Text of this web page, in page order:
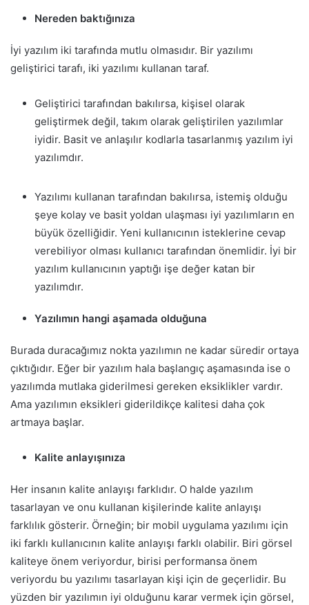
Nereden baktığınıza
İyi yazılım iki tarafında mutlu olmasıdır. Bir yazılımı
geliştirici tarafı, iki yazılımı kullanan taraf.
Geliştirici tarafından bakılırsa, kişisel olarak
geliştirmek değil, takım olarak geliştirilen yazılımlar
iyidir. Basit ve anlaşılır kodlarla tasarlanmış yazılım iyi
yazılımdır.
Yazılımı kullanan tarafından bakılırsa, istemiş olduğu
şeye kolay ve basit yoldan ulaşması iyi yazılımların en
büyük özelliğidir. Yeni kullanıcının isteklerine cevap
verebiliyor olması kullanıcı tarafından önemlidir. İyi bir
yazılım kullanıcının yaptığı işe değer katan bir
yazılımdır.
Yazılımın hangi aşamada olduğuna
Burada duracağımız nokta yazılımın ne kadar süredir ortaya
çıktığıdır. Eğer bir yazılım hala başlangıç aşamasında ise o
yazılımda mutlaka giderilmesi gereken eksiklikler vardır.
Ama yazılımın eksikleri giderildikçe kalitesi daha çok
artmaya başlar.
Kalite anlayışınıza
Her insanın kalite anlayışı farklıdır. O halde yazılım
tasarlayan ve onu kullanan kişilerinde kalite anlayışı
farklılık gösterir. Örneğin; bir mobil uygulama yazılımı için
iki farklı kullanıcının kalite anlayışı farklı olabilir. Biri görsel
kaliteye önem veriyordur, birisi performansa önem
veriyordu bu yazılımı tasarlayan kişi için de geçerlidir. Bu
yüzden bir yazılımın iyi olduğunu karar vermek için görsel,